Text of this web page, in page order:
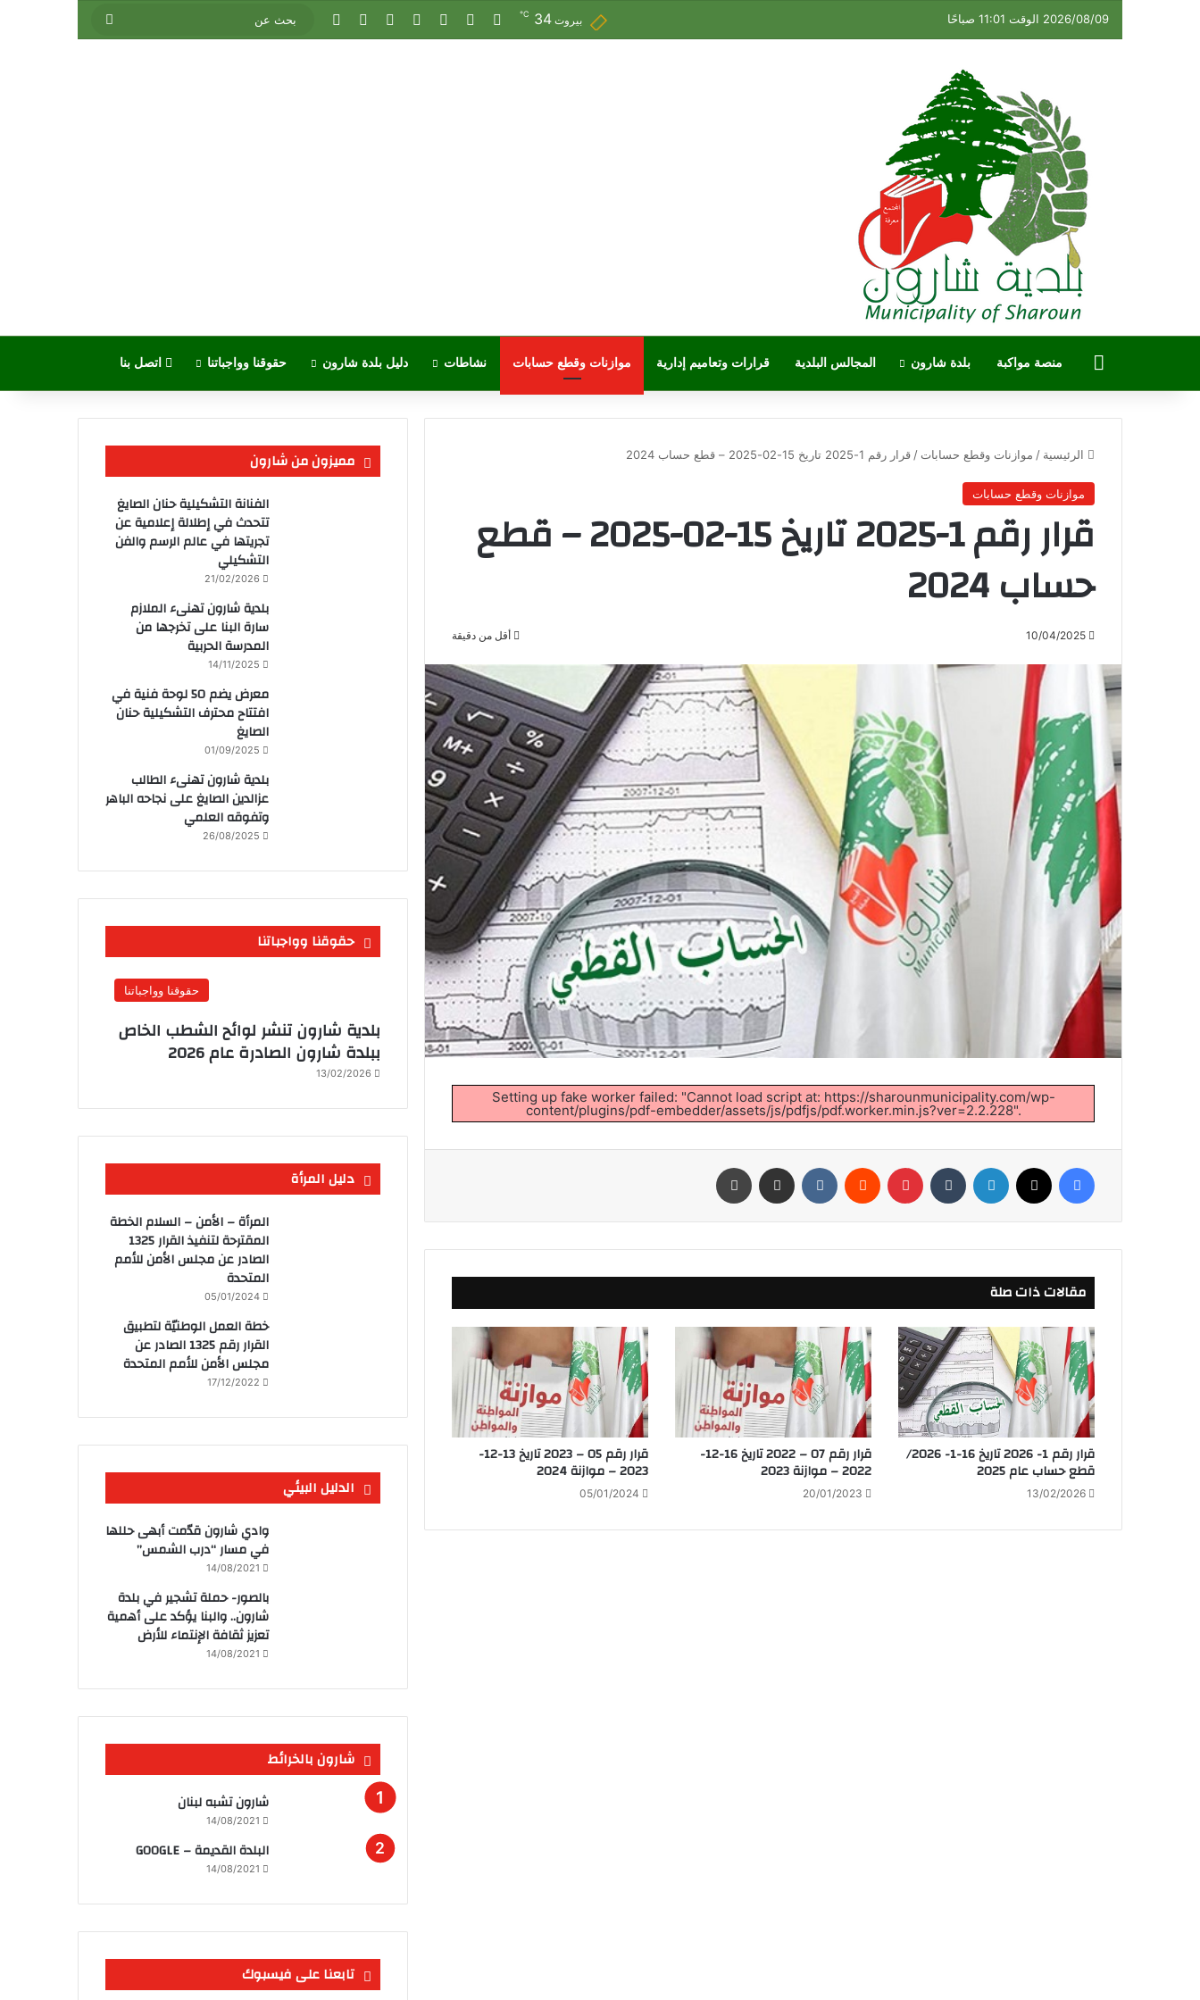
2026/08/09 الوقت 11:01 صباحًا بيروت 34
℃ فيسبوك يوتيوب انستقرام
تيلقرام واتسابتسجيل الدخول
الرئيسيةمنصة مواكبة بلدة شارون المجالس البلدية قرارات وتعاميم إدارية موازنات وقطع حسابات نشاطات دليل بلدة شارون حقوقنا وواجباتنا اتصل بنا
الرئيسية / موازنات وقطع حسابات / قرار رقم 1-2025 تاريخ 15-02-2025 – قطع حساب 2024
موازنات وقطع حسابات
قرار رقم 1-2025 تاريخ 15-02-2025 – قطع
حساب 2024
10/04/2025 أقل من دقيقة
Setting up fake worker failed: "Cannot load script at: https://sharounmunicipality.com/wp-
content/plugins/pdf-embedder/assets/js/pdfjs/pdf.worker.min.js?ver=2.2.228".
مقالات ذات صلة
قرار رقم 1- 2026 تاريخ 16-1- 2026/
قطع حساب عام 2025
13/02/2026
قرار رقم 07 – 2022 تاريخ 16-12-
2022 – موازنة 2023
20/01/2023
قرار رقم 05 – 2023 تاريخ 13-12-
2023 – موازنة 2024
05/01/2024
مميزون من شارون
الفنانة التشكيلية حنان الصايغ
تتحدث في إطلالة إعلامية عن
تجريتها في عالم الرسم والفن
التشكيلي
21/02/2026
بلدية شارون تهنىء الملازم
سارة البنا على تخرجها من
المدرسة الحربية
14/11/2025
معرض يضم 50 لوحة فنية في
افتتاح محترف التشكيلية حنان
الصايغ
01/09/2025
بلدية شارون تهنىء الطالب
عزالدين الصايغ على نجاحه الباهر
وتفوقه العلمي
26/08/2025
حقوقنا وواجباتنا
حقوقنا وواجباتنا
بلدية شارون تنشر لوائح الشطب الخاص
ببلدة شارون الصادرة عام 2026
13/02/2026
دليل المرأة
المرأة – الأمن – السلام الخطة
المقترحة لتنفيذ القرار 1325
الصادر عن مجلس الأمن للأمم
المتحدة
05/01/2024
خطة العمل الوطنيّة لتطبيق
القرار رقم 1325 الصادر عن
مجلس الأمن للأمم المتحدة
17/12/2022
الدليل البيئي
وادي شارون قدّمت أبهى حللها
في مسار “درب الشمس”
14/08/2021
بالصور- حملة تشجير في بلدة
شارون.. والبنا يؤكد على أهمية
تعزيز ثقافة الإنتماء للأرض
14/08/2021
شارون بالخرائط
شارون تشبه لبنان
14/08/2021
البلدة القديمة – GOOGLE
14/08/2021
تابعنا على فيسبوك